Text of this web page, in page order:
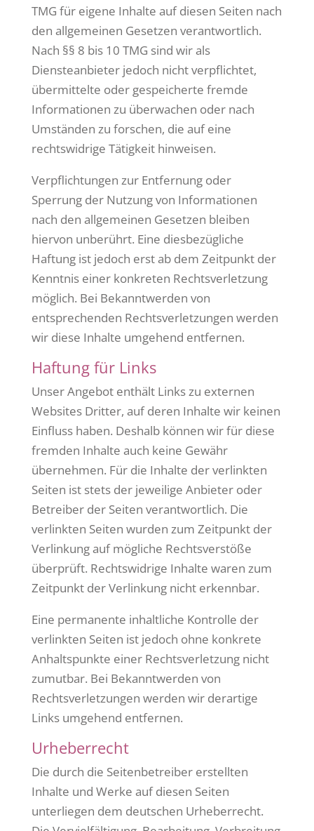
TMG für eigene Inhalte auf diesen Seiten nach
den allgemeinen Gesetzen verantwortlich.
Nach §§ 8 bis 10 TMG sind wir als
Diensteanbieter jedoch nicht verpflichtet,
übermittelte oder gespeicherte fremde
Informationen zu überwachen oder nach
Umständen zu forschen, die auf eine
rechtswidrige Tätigkeit hinweisen.
Verpflichtungen zur Entfernung oder
Sperrung der Nutzung von Informationen
nach den allgemeinen Gesetzen bleiben
hiervon unberührt. Eine diesbezügliche
Haftung ist jedoch erst ab dem Zeitpunkt der
Kenntnis einer konkreten Rechtsverletzung
möglich. Bei Bekanntwerden von
entsprechenden Rechtsverletzungen werden
wir diese Inhalte umgehend entfernen.
Haftung für Links
Unser Angebot enthält Links zu externen
Websites Dritter, auf deren Inhalte wir keinen
Einfluss haben. Deshalb können wir für diese
fremden Inhalte auch keine Gewähr
übernehmen. Für die Inhalte der verlinkten
Seiten ist stets der jeweilige Anbieter oder
Betreiber der Seiten verantwortlich. Die
verlinkten Seiten wurden zum Zeitpunkt der
Verlinkung auf mögliche Rechtsverstöße
überprüft. Rechtswidrige Inhalte waren zum
Zeitpunkt der Verlinkung nicht erkennbar.
Eine permanente inhaltliche Kontrolle der
verlinkten Seiten ist jedoch ohne konkrete
Anhaltspunkte einer Rechtsverletzung nicht
zumutbar. Bei Bekanntwerden von
Rechtsverletzungen werden wir derartige
Links umgehend entfernen.
Urheberrecht
Die durch die Seitenbetreiber erstellten
Inhalte und Werke auf diesen Seiten
unterliegen dem deutschen Urheberrecht.